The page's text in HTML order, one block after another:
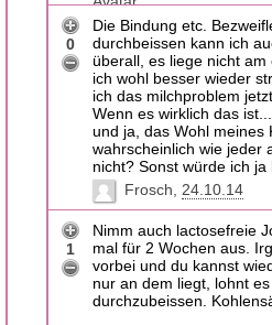
0
Die Bindung etc.
durchbeissen kann ich
überall, es liege nicht
ich wohl besser wieder
ich das milchproblem
Wenn es wirklich das
und ja, das Wohl meines
wahrscheinlich wie jeder
nicht? Sonst würde ich ja
Frosch
24.10.14
1
Nimm auch lactosefreie
mal für 2 Wochen aus.
vorbei und du kannst
nur an dem liegt, lohnt
durchzubeissen.